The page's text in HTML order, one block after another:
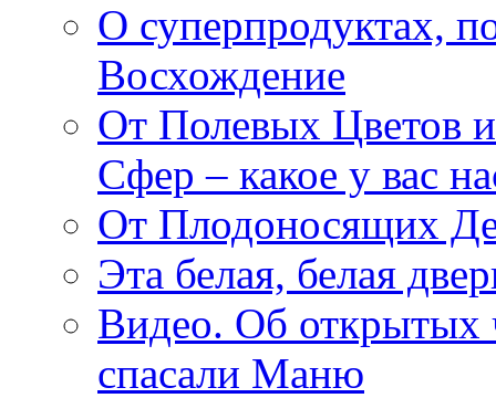
О суперпродуктах,
Восхождение
От Полевых Цветов
Сфер – какое у вас
От Плодоносящих
Эта белая, белая
Видео. Об открытых
спасали Маню